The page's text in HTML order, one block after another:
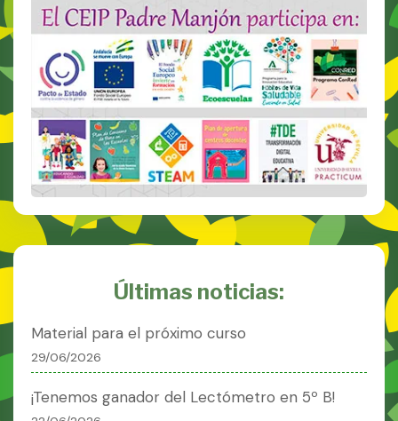
Últimas noticias:
Material para el próximo curso
29/06/2026
¡Tenemos ganador del Lectómetro en 5º B!